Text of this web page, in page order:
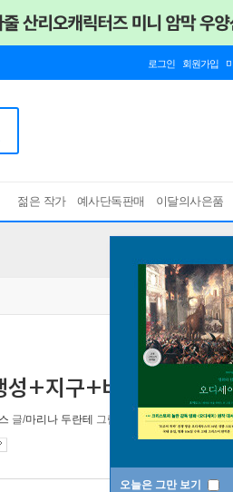
로그인 회원가입
젊은 작가 예사단독판매 이달의사은품
오늘은 그만 보기
성+지구+바다생물+공
글/마리나 두란테 그림 외 3명 미래주니